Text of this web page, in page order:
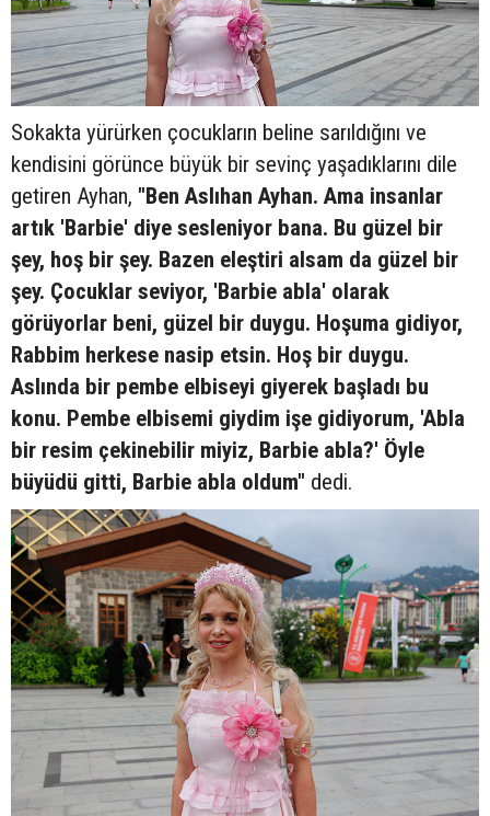
Sokakta yürürken çocukların beline sarıldığını ve
kendisini görünce büyük bir sevinç yaşadıklarını dile
getiren Ayhan, "Ben Aslıhan Ayhan. Ama insanlar
artık 'Barbie' diye sesleniyor bana. Bu güzel bir
şey, hoş bir şey. Bazen eleştiri alsam da güzel bir
şey. Çocuklar seviyor, 'Barbie abla' olarak
görüyorlar beni, güzel bir duygu. Hoşuma gidiyor,
Rabbim herkese nasip etsin. Hoş bir duygu.
Aslında bir pembe elbiseyi giyerek başladı bu
konu. Pembe elbisemi giydim işe gidiyorum, 'Abla
bir resim çekinebilir miyiz, Barbie abla?' Öyle
büyüdü gitti, Barbie abla oldum" dedi.